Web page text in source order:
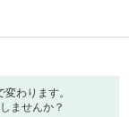
わります。
ませんか？